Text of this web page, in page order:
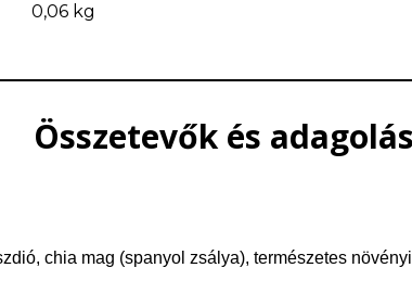
0,06 kg
Összetevők és adagolás
chia mag (spanyol zsálya), természetes